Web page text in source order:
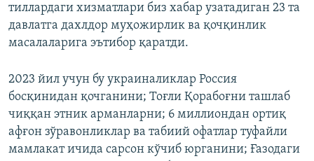
тиллардаги хизматлари биз хабар узатадиган 23 та
давлатга дахлдор муҳожирлик ва қочқинлик
масалаларига эътибор қаратди.
2023 йил учун бу украиналиклар Россия
босқинидан қочганини; Тоғли Қорабоғни ташлаб
чиққан этник арманларни; 6 миллиондан ортиқ
афғон зўравонликлар ва табиий офатлар туфайли
мамлакат ичида сарсон кўчиб юрганини; Ғазодаги